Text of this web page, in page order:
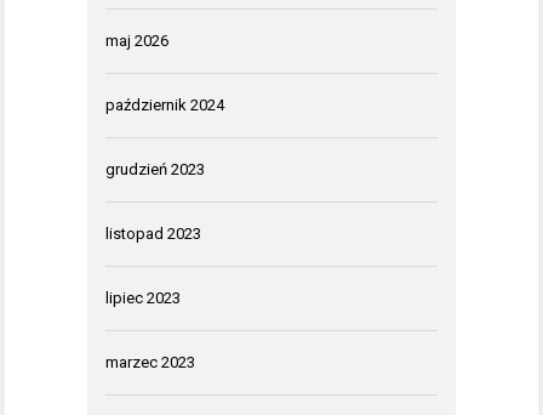
maj 2026
październik 2024
grudzień 2023
listopad 2023
lipiec 2023
marzec 2023